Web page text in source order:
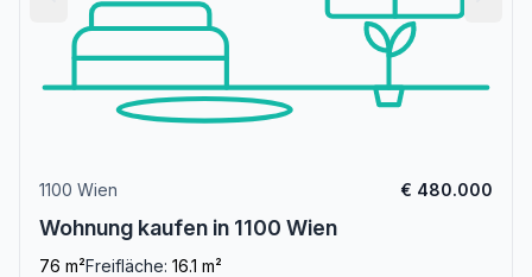
1100 Wien € 480.000
Wohnung kaufen in 1100 Wien
76 m²Freifläche: 16.1 m²